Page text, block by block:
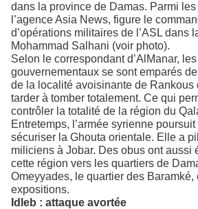
dans la province de Damas. Parmi
l’agence Asia News, figure le
d’opérations militaires de l’ASL dans
Mohammad Salhani (voir photo).
Selon le correspondant d’AlManar,
gouvernementaux se sont emparés
de la localité avoisinante de Rankous
tarder à tomber totalement. Ce qui
contrôler la totalité de la région du
Entretemps, l’armée syrienne
sécuriser la Ghouta orientale. Elle a
miliciens à Jobar. Des obus ont aussi
cette région vers les quartiers de
Omeyyades, le quartier des Baramké,
expositions.
Idleb : attaque avortée